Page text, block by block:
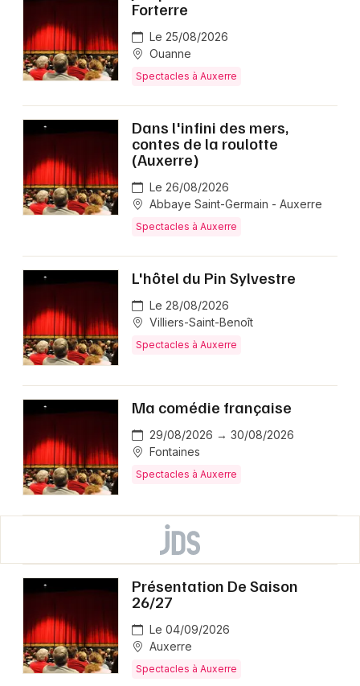
Forterre
Le 25/08/2026
Ouanne
Spectacles à Auxerre
Dans l'infini des mers,
contes de la roulotte
(Auxerre)
Le 26/08/2026
Abbaye Saint-Germain - Auxerre
Spectacles à Auxerre
L'hôtel du Pin Sylvestre
Le 28/08/2026
Villiers-Saint-Benoît
Spectacles à Auxerre
Ma comédie française
29/08/2026 → 30/08/2026
Fontaines
Spectacles à Auxerre
Présentation De Saison
26/27
Le 04/09/2026
Auxerre
Spectacles à Auxerre